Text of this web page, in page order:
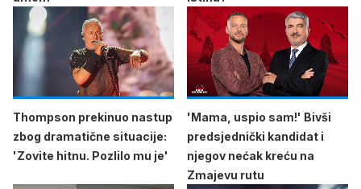
Thompson prekinuo nastup
zbog dramatične situacije:
'Zovite hitnu. Pozlilo mu je'
'Mama, uspio sam!' Bivši
predsjednički kandidat i
njegov nećak kreću na
Zmajevu rutu